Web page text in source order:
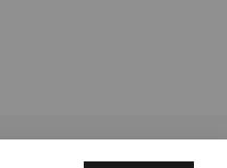
rezervate - imaginile,